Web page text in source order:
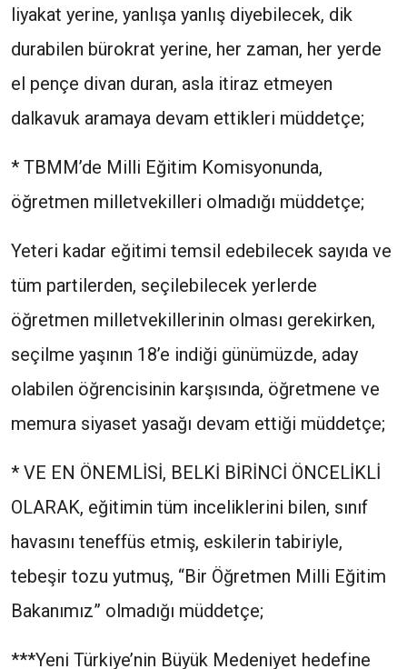
liyakat yerine, yanlışa yanlış diyebilecek, dik
durabilen bürokrat yerine, her zaman, her yerde
el pençe divan duran, asla itiraz etmeyen
dalkavuk aramaya devam ettikleri müddetçe;
* TBMM’de Milli Eğitim Komisyonunda,
öğretmen milletvekilleri olmadığı müddetçe;
Yeteri kadar eğitimi temsil edebilecek sayıda ve
tüm partilerden, seçilebilecek yerlerde
öğretmen milletvekillerinin olması gerekirken,
seçilme yaşının 18’e indiği günümüzde, aday
olabilen öğrencisinin karşısında, öğretmene ve
memura siyaset yasağı devam ettiği müddetçe;
* VE EN ÖNEMLİSİ, BELKİ BİRİNCİ ÖNCELİKLİ
OLARAK, eğitimin tüm inceliklerini bilen, sınıf
havasını teneffüs etmiş, eskilerin tabiriyle,
tebeşir tozu yutmuş, “Bir Öğretmen Milli Eğitim
Bakanımız” olmadığı müddetçe;
***Yeni Türkiye’nin Büyük Medeniyet hedefine